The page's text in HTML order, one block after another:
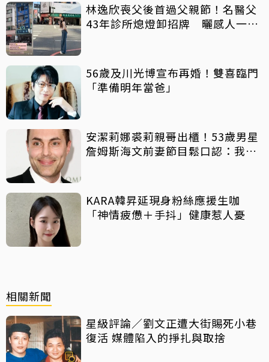
林逸欣喪父後首過父親節！名醫父
43年診所熄燈卸招牌 曬感人一
56歲及川光博宣布再婚！雙喜臨門
「準備明年當爸」
安潔莉娜裘莉親哥出櫃！53歲男星
詹姆斯海文前妻節目鬆口認：我是
KARA韓昇延現身粉絲應援生咖
「神情疲憊＋手抖」健康惹人憂
相關新聞
星級評論／劉文正遭大街賜死小巷
復活 媒體陷入的掙扎與取捨